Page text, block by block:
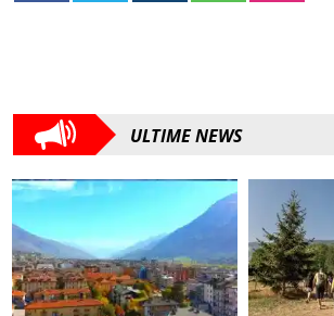
ULTIME NEWS